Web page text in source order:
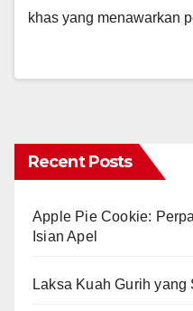
khas yang menawarkan
Recent Posts
Apple Pie Cookie:
Isian Apel
Laksa Kuah Gurih